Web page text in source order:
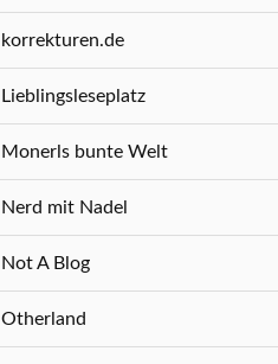
korrekturen.de
Lieblingsleseplatz
Monerls bunte Welt
Nerd mit Nadel
Not A Blog
Otherland